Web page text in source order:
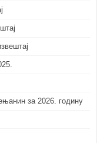
за 2026. годину